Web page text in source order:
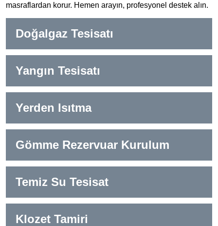
Doğalgaz Tesisatı
Yangın Tesisatı
Yerden Isıtma
Gömme Rezervuar Kurulum
Temiz Su Tesisat
Klozet Tamiri
masraflardan korur. Hemen arayın, profesyonel destek alın.